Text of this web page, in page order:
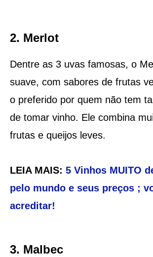
2. Merlot
Dentre as 3 uvas famosas, o
suave, com sabores de frutas
o preferido por quem não tem
de tomar vinho. Ele combina
frutas e queijos leves.
LEIA MAIS: 5 Vinhos MUITO
pelo mundo e seus preços ;
acreditar!
3. Malbec